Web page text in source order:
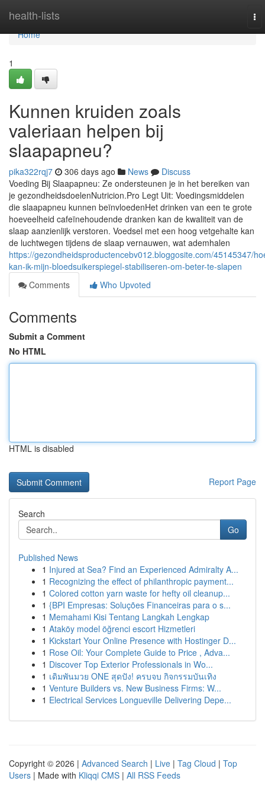
health-lists
Home
Home
1
Kunnen kruiden zoals
valeriaan helpen bij
slaapapneu?
pika322rqj7 306 days ago News
Discuss
Voeding Bij Slaapapneu: Ze ondersteunen je in het bereiken van
je gezondheidsdoelenNutricion.Pro Legt Uit: Voedingsmiddelen
die slaapapneu kunnen beïnvloedenHet drinken van een te grote
hoeveelheid cafeïnehoudende dranken kan de kwaliteit van de
slaap aanzienlijk verstoren. Voedsel met een hoog vetgehalte kan
de luchtwegen tijdens de slaap vernauwen, wat ademhalen
https://gezondheidsproductencebv012.bloggosite.com/45145347/
kan-ik-mijn-bloedsuikerspiegel-stabiliseren-om-beter-te-slapen
Comments
Who Upvoted
Comments
Submit a Comment
No HTML
HTML is disabled
Report Page
Search
Go
Published News
1 Injured at Sea? Find an Experienced Admiralty A...
1 Recognizing the effect of philanthropic payment...
1 Colored cotton yarn waste for hefty oil cleanup...
1 {BPI Empresas: Soluções Financeiras para o s...
1 Memahami Kisi Tentang Langkah Lengkap
1 Ataköy model öğrenci escort Hizmetleri
1 Kickstart Your Online Presence with Hostinger D...
1 Rose Oil: Your Complete Guide to Price , Adva...
1 Discover Top Exterior Professionals in Wo...
1 เดิมพันมวย ONE สุดปัง! ครบจบ กิจกรรมบันเทิง
1 Venture Builders vs. New Business Firms: W...
1 Electrical Services Longueville Delivering Depe...
Copyright © 2026 | Advanced Search | Live | Tag Cloud | Top
Users | Made with Kliqqi CMS | All RSS Feeds